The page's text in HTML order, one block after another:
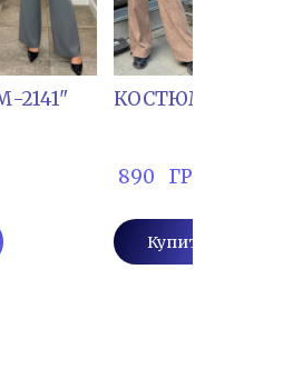
2141" КОСТЮМ "НОБ-
890   ГРН
Купити